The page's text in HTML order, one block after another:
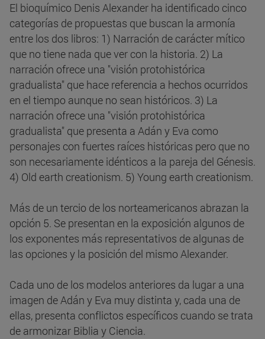
El bioquímico Denis Alexander ha identificado cinco
categorías de propuestas que buscan la armonía
entre los dos libros: 1) Narración de carácter mítico
que no tiene nada que ver con la historia. 2) La
narración ofrece una "visión protohistórica
gradualista" que hace referencia a hechos ocurridos
en el tiempo aunque no sean históricos. 3) La
narración ofrece una "visión protohistórica
gradualista" que presenta a Adán y Eva como
personajes con fuertes raíces históricas pero que no
son necesariamente idénticos a la pareja del Génesis.
4) Old earth creationism. 5) Young earth creationism.
Más de un tercio de los norteamericanos abrazan la
opción 5. Se presentan en la exposición algunos de
los exponentes más representativos de algunas de
las opciones y la posición del mismo Alexander.
Cada uno de los modelos anteriores da lugar a una
imagen de Adán y Eva muy distinta y, cada una de
ellas, presenta conflictos específicos cuando se trata
de armonizar Biblia y Ciencia.